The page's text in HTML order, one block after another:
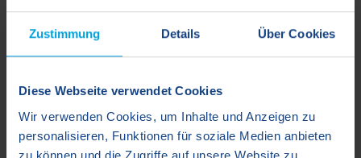
Zustimmung Details Über Cookies
Diese Webseite verwendet Cookies
Wir verwenden Cookies, um Inhalte und Anzeigen zu
personalisieren, Funktionen für soziale Medien anbieten
zu können und die Zugriffe auf unsere Website zu